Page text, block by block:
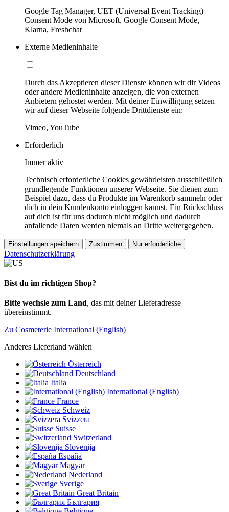
Google Tag Manager, UET (Universal Event Tracking)
Consent Mode von Microsoft, Google Consent Mode,
Klarna, Freshchat
Externe Medieninhalte
Durch das Akzeptieren dieser Dienste können wir dir Videos
oder andere Medieninhalte anzeigen, die von externen
Anbietern gehostet werden. Mit deiner Einwilligung setzen
wir auf dieser Webseite folgende Drittdienste ein:
Vimeo, YouTube
Erforderlich
Immer aktiv
Technisch erforderliche Cookies gewährleisten ausschließlich
grundlegende Funktionen unserer Webseite. Sie dienen zum
Beispiel dazu, dass du Produkte im Warenkorb sammeln oder
dich in dein Kundenkonto einloggen kannst. Ein Rückschluss
auf dich ist für uns dadurch nicht möglich und dadurch
anfallende Daten werden niemals an Dritte weitergegeben.
Einstellungen speichern Zustimmen Nur erforderliche
Datenschutzerklärung
Bist du im richtigen Shop?
Bitte wechsle zum Land, das mit deiner Lieferadresse
übereinstimmt.
Zu Cosmeterie International (English)
Anderes Lieferland wählen
Österreich
Deutschland
Italia
International (English)
France
Schweiz
Svizzera
Suisse
Switzerland
Slovenija
España
Magyar
Nederland
Sverige
Great Britain
България